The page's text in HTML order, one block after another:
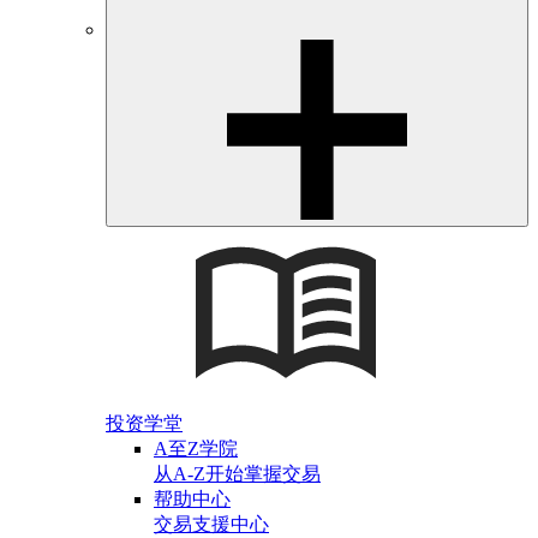
投资学堂
A至Z学院
从A-Z开始掌握交易
帮助中心
交易支援中心